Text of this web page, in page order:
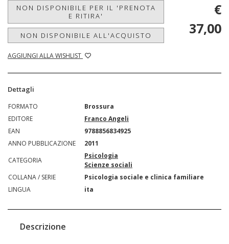
NON DISPONIBILE PER IL 'PRENOTA
E RITIRA'
NON DISPONIBILE ALL'ACQUISTO
AGGIUNGI ALLA WISHLIST
€
37,00
Dettagli
FORMATO
Brossura
EDITORE
Franco Angeli
EAN
9788856834925
ANNO PUBBLICAZIONE
2011
CATEGORIA
Psicologia
Scienze sociali
COLLANA / SERIE
Psicologia sociale e clinica familiare
LINGUA
ita
Descrizione